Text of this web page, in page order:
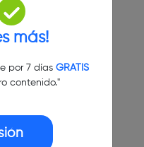
más!
por 7 días GRATIS
contenido."